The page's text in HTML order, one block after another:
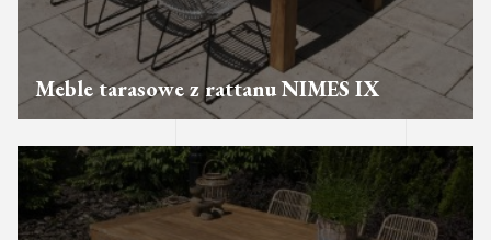
Meble tarasowe z rattanu NIMES IX